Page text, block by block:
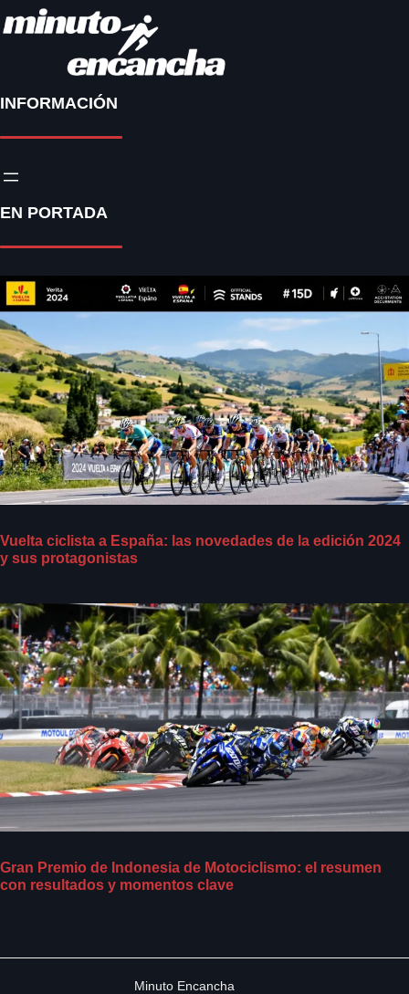
INFORMACIÓN
EN PORTADA
Vuelta ciclista a España: las novedades de la edición 2024
y sus protagonistas
Gran Premio de Indonesia de Motociclismo: el resumen
con resultados y momentos clave
Minuto Encancha